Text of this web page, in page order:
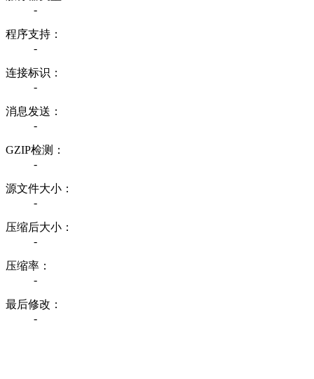
-
程序支持：
-
连接标识：
-
消息发送：
-
GZIP检测：
-
源文件大小：
-
压缩后大小：
-
压缩率：
-
最后修改：
-